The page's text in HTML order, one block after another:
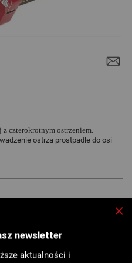
z czterokrotnym ostrzeniem.
ostrza prostpadle do osi
newsletter
aktualności i